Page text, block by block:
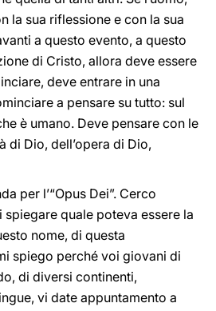
la sua riflessione e con la sua
a questo evento, a questo
di Cristo, allora deve essere
deve entrare in una
a pensare su tutto: sul
è umano. Deve pensare con le
di Dio, dell’opera di Dio,
per l’“Opus Dei”. Cerco
quale poteva essere la
nome, di questa
spiego perché voi giovani di
di diversi continenti,
vi date appuntamento a